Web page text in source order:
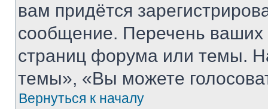
вам придётся
сообщение. Перечень ваших
страниц форума или темы.
темы», «Вы можете
Вернуться к началу